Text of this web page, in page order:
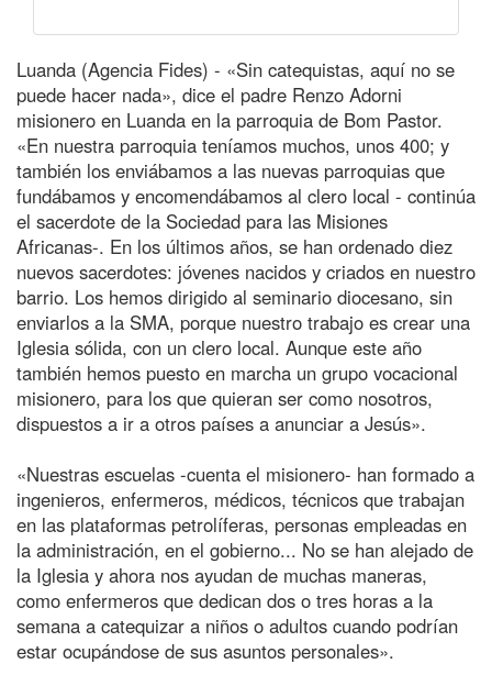
Luanda (Agencia Fides) - «Sin catequistas, aquí no se
puede hacer nada», dice el padre Renzo Adorni
misionero en Luanda en la parroquia de Bom Pastor.
«En nuestra parroquia teníamos muchos, unos 400; y
también los enviábamos a las nuevas parroquias que
fundábamos y encomendábamos al clero local - continúa
el sacerdote de la Sociedad para las Misiones
Africanas-. En los últimos años, se han ordenado diez
nuevos sacerdotes: jóvenes nacidos y criados en nuestro
barrio. Los hemos dirigido al seminario diocesano, sin
enviarlos a la SMA, porque nuestro trabajo es crear una
Iglesia sólida, con un clero local. Aunque este año
también hemos puesto en marcha un grupo vocacional
misionero, para los que quieran ser como nosotros,
dispuestos a ir a otros países a anunciar a Jesús».
«Nuestras escuelas -cuenta el misionero- han formado a
ingenieros, enfermeros, médicos, técnicos que trabajan
en las plataformas petrolíferas, personas empleadas en
la administración, en el gobierno... No se han alejado de
la Iglesia y ahora nos ayudan de muchas maneras,
como enfermeros que dedican dos o tres horas a la
semana a catequizar a niños o adultos cuando podrían
estar ocupándose de sus asuntos personales».